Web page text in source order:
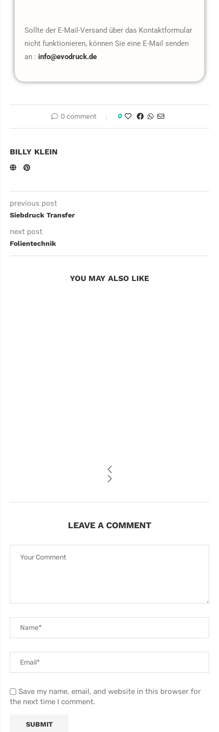
Sollte der E-Mail-Versand über das Kontaktformular
nicht funktionieren, können Sie eine E-Mail senden
an : info@evodruck.de
0 comment 0
BILLY KLEIN
previous post
Siebdruck Transfer
next post
Folientechnik
YOU MAY ALSO LIKE
LEAVE A COMMENT
Save my name, email, and website in this browser for
the next time I comment.